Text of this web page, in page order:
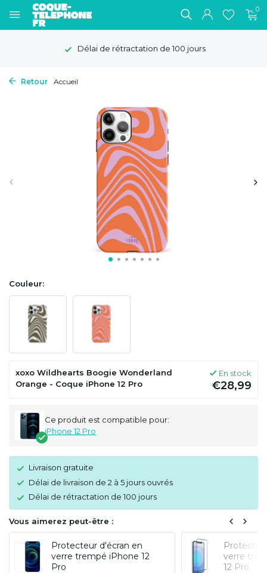
0
Délai de rétractation de 100 jours
Retour Accueil
Couleur:
xoxo Wildhearts Boogie Wonderland
Orange - Coque iPhone 12 Pro
En stock
€28,99
Ce produit est compatible pour:
iPhone 12 Pro
Livraison gratuite
Délai de livraison de 2 à 5 jours ouvrés
Délai de rétractation de 100 jours
Vous aimerez peut-être :
Protecteur d'écran en
verre trempé iPhone 12
Pro
verre
12 Pro